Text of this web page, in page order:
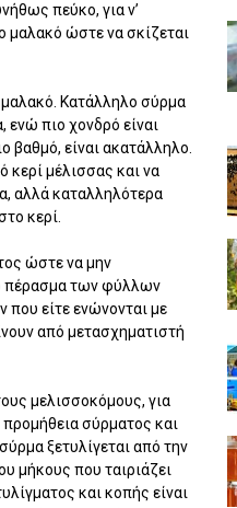
πεύκο, για ν’
μαλακό ώστε να σκίζεται
μαλακό. Κατάλληλο σύρμα
ενώ πιο χονδρό είναι
βαθμό, είναι ακατάλληλο.
μέλισσας και να
αλλά καταλληλότερα
κερί.
ώστε να μην
πέρασμα των φύλλων
είτε ενώνονται με
από μετασχηματιστή
μελισσοκόμους, για
σύρματος και
ξετυλίγεται από την
μήκους που ταιριάζει
και κοπής είναι